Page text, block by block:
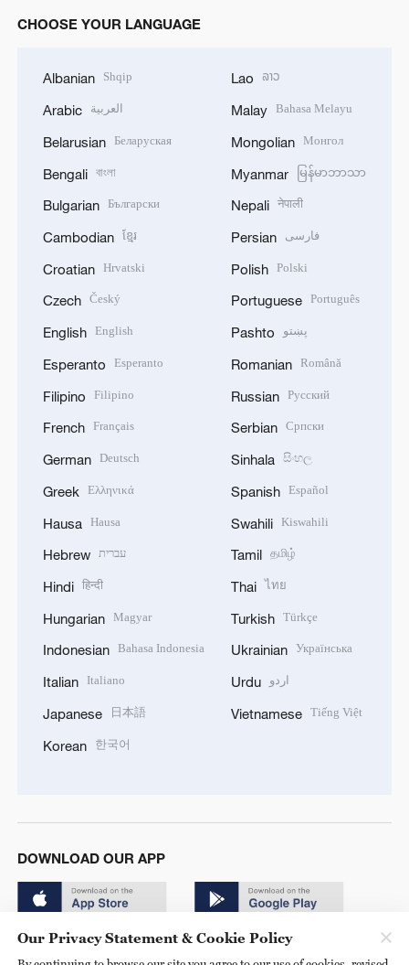
CHOOSE YOUR LANGUAGE
Albanian Shqip
Arabic العربية
Belarusian Беларуская
Bengali বাংলা
Bulgarian Български
Cambodian ខ្មែរ
Croatian Hrvatski
Czech Český
English English
Esperanto Esperanto
Filipino Filipino
French Français
German Deutsch
Greek Ελληνικά
Hausa Hausa
Hebrew עברית
Hindi हिन्दी
Hungarian Magyar
Indonesian Bahasa Indonesia
Italian Italiano
Japanese 日本語
Korean 한국어
Lao ລາວ
Malay Bahasa Melayu
Mongolian Монгол
Myanmar မြန်မာဘာသာ
Nepali नेपाली
Persian فارسی
Polish Polski
Portuguese Português
Pashto پښتو
Romanian Română
Russian Русский
Serbian Српски
Sinhala සිංහල
Spanish Español
Swahili Kiswahili
Tamil தமிழ்
Thai ไทย
Turkish Türkçe
Ukrainian Українська
Urdu اردو
Vietnamese Tiếng Việt
DOWNLOAD OUR APP
Our Privacy Statement & Cookie Policy